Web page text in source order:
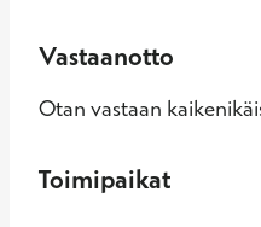
Vastaanotto
Otan vastaan
Toimipaikat